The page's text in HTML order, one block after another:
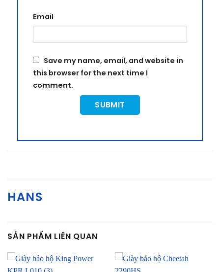
Email
Save my name, email, and website in
this browser for the next time I
comment.
HANS
SẢN PHẨM LIÊN QUAN